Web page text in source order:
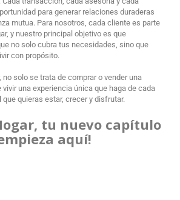
para generar relaciones duraderas
mutua. Para nosotros, cada cliente es parte
y nuestro principal objetivo es que
no solo cubra tus necesidades, sino que
con propósito.
no solo se trata de comprar o vender una
vivir una experiencia única que haga de cada
que quieras estar, crecer y disfrutar.
tu nuevo capítulo
aquí!